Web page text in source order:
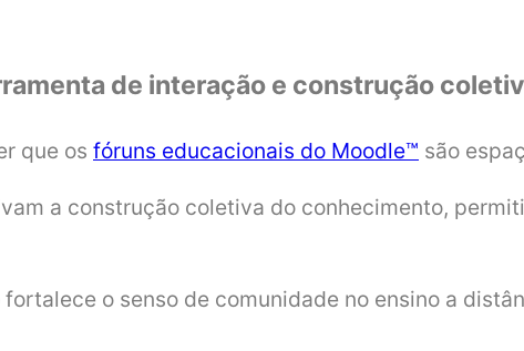
de interação e construção
que os fóruns educacionais do Moodle™ são
a construção coletiva do conhecimento,
o senso de comunidade no ensino a